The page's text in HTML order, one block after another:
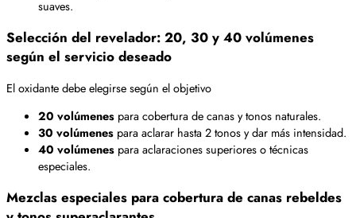
suaves.
Selección del revelador: 20, 30 y 40 volúmenes
según el servicio deseado
El oxidante debe elegirse según el objetivo
20 volúmenes para cobertura de canas y tonos naturales.
30 volúmenes para aclarar hasta 2 tonos y dar más intensidad.
40 volúmenes para aclaraciones superiores o técnicas
especiales.
Mezclas especiales para cobertura de canas rebeldes